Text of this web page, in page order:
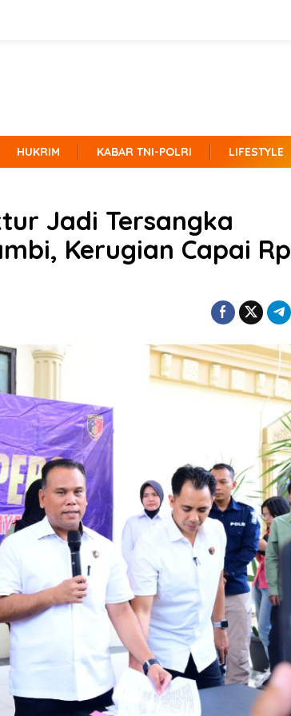
HUKRIM KABAR TNI-POLRI LIFESTYLE
Jadi Tersangka
Kerugian Capai Rp